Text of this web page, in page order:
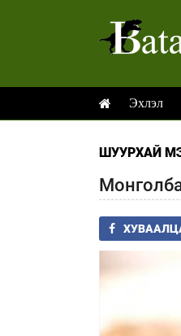
Эхлэл
ШУУРХАЙ